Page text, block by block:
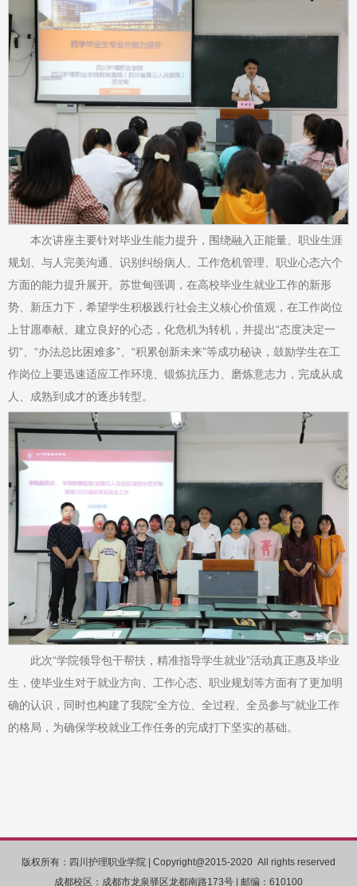
本次讲座主要针对毕业生能力提升，围绕融入正能量、职业生涯
规划、与人完美沟通、识别纠纷病人、工作危机管理、职业心态六个
方面的能力提升展开。苏世甸强调，在高校毕业生就业工作的新形
势、新压力下，希望学生积极践行社会主义核心价值观，在工作岗位
上甘愿奉献、建立良好的心态，化危机为转机，并提出“态度决定一
切”、“办法总比困难多”、“积累创新未来”等成功秘诀，鼓励学生在工
作岗位上要迅速适应工作环境、锻炼抗压力、磨炼意志力，完成从成
人、成熟到成才的逐步转型。
此次“学院领导包干帮扶，精准指导学生就业”活动真正惠及毕业
生，使毕业生对于就业方向、工作心态、职业规划等方面有了更加明
确的认识，同时也构建了我院“全方位、全过程、全员参与”就业工作
的格局，为确保学校就业工作任务的完成打下坚实的基础。
版权所有：四川护理职业学院 | Copyright@2015-2020 All rights reserved
成都校区：成都市龙泉驿区龙都南路173号 | 邮编：610100